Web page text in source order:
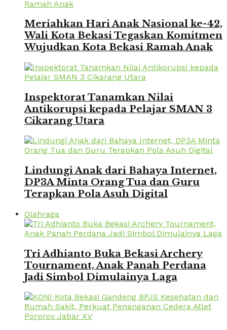
Meriahkan Hari Anak Nasional ke-42,
Wali Kota Bekasi Tegaskan Komitmen
Wujudkan Kota Bekasi Ramah Anak
Inspektorat Tanamkan Nilai
Antikorupsi kepada Pelajar SMAN 3
Cikarang Utara
Lindungi Anak dari Bahaya Internet,
DP3A Minta Orang Tua dan Guru
Terapkan Pola Asuh Digital
Olahraga
Tri Adhianto Buka Bekasi Archery
Tournament, Anak Panah Perdana
Jadi Simbol Dimulainya Laga